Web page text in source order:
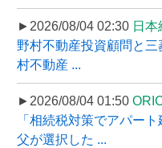
►2026/08/04 02:30 日本
野村不動産投資顧問と
村不動産 ...
►2026/08/04 01:50
「相続税対策でアパー
父が選択した ...